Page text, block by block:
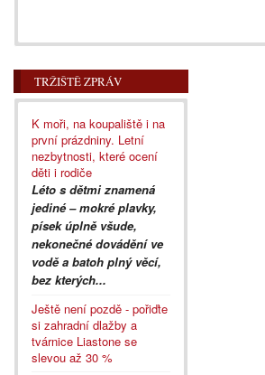
TRŽIŠTĚ ZPRÁV
K moři, na koupaliště i na
první prázdniny. Letní
nezbytnosti, které ocení
děti i rodiče
Léto s dětmi znamená
jediné – mokré plavky,
písek úplně všude,
nekonečné dovádění ve
vodě a batoh plný věcí,
bez kterých...
Ještě není pozdě - pořiďte
si zahradní dlažby a
tvárnice Liastone se
slevou až 30 %